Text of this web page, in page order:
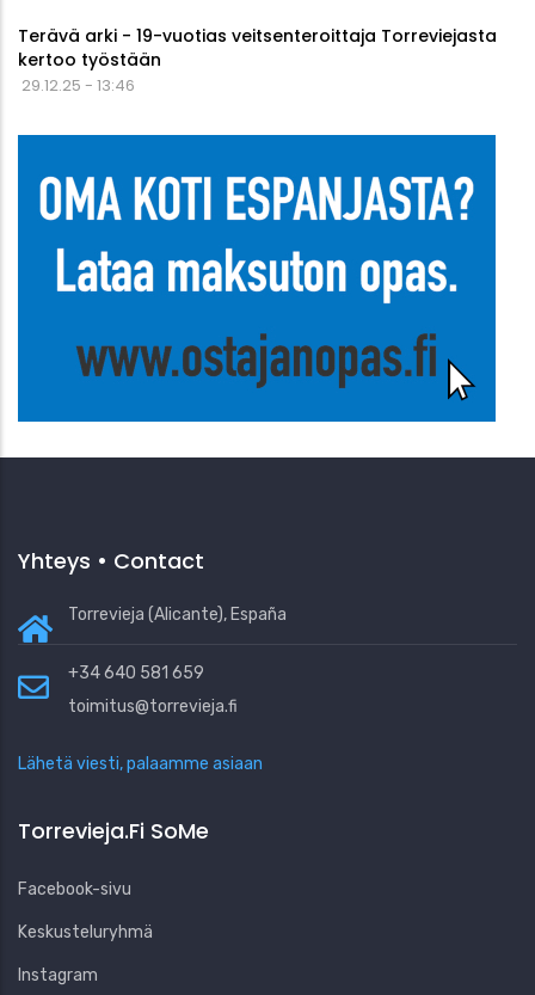
Terävä arki - 19-vuotias veitsenteroittaja Torreviejasta
kertoo työstään
29.12.25 - 13:46
Yhteys • Contact
Torrevieja (Alicante), España
+34 640 581 659
toimitus@torrevieja.fi
Lähetä viesti, palaamme asiaan
Torrevieja.fi SoMe
Facebook-sivu
Keskusteluryhmä
Instagram